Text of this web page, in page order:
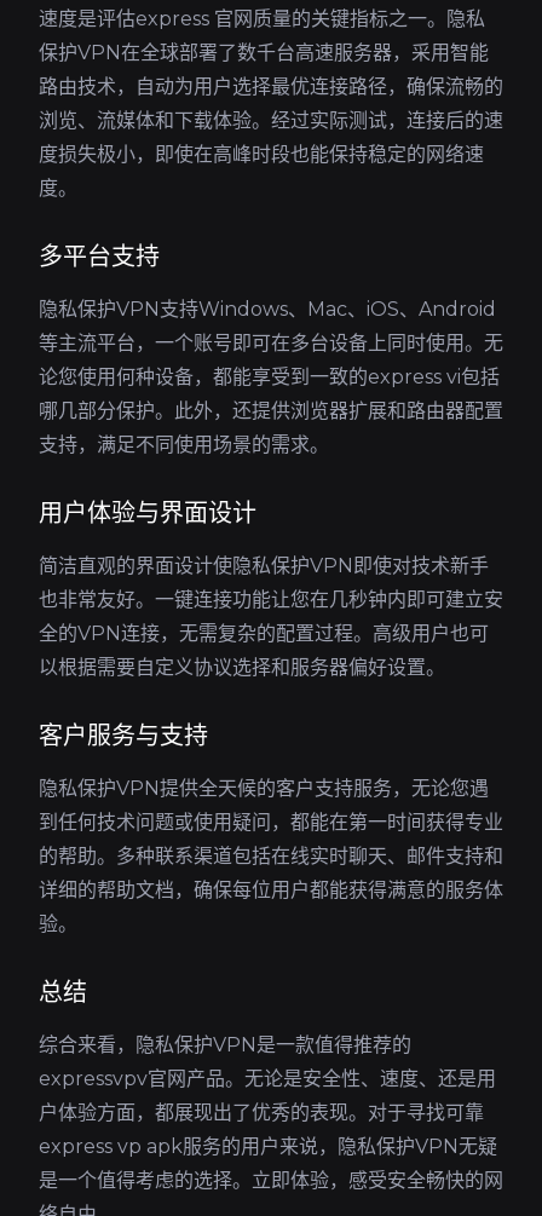
速度是评估express 官网质量的关键指标之一。隐私
保护VPN在全球部署了数千台高速服务器，采用智能
路由技术，自动为用户选择最优连接路径，确保流畅的
浏览、流媒体和下载体验。经过实际测试，连接后的速
度损失极小，即使在高峰时段也能保持稳定的网络速
度。
多平台支持
隐私保护VPN支持Windows、Mac、iOS、Android
等主流平台，一个账号即可在多台设备上同时使用。无
论您使用何种设备，都能享受到一致的express vi包括
哪几部分保护。此外，还提供浏览器扩展和路由器配置
支持，满足不同使用场景的需求。
用户体验与界面设计
简洁直观的界面设计使隐私保护VPN即使对技术新手
也非常友好。一键连接功能让您在几秒钟内即可建立安
全的VPN连接，无需复杂的配置过程。高级用户也可
以根据需要自定义协议选择和服务器偏好设置。
客户服务与支持
隐私保护VPN提供全天候的客户支持服务，无论您遇
到任何技术问题或使用疑问，都能在第一时间获得专业
的帮助。多种联系渠道包括在线实时聊天、邮件支持和
详细的帮助文档，确保每位用户都能获得满意的服务体
验。
总结
综合来看，隐私保护VPN是一款值得推荐的
expressvpv官网产品。无论是安全性、速度、还是用
户体验方面，都展现出了优秀的表现。对于寻找可靠
express vp apk服务的用户来说，隐私保护VPN无疑
是一个值得考虑的选择。立即体验，感受安全畅快的网